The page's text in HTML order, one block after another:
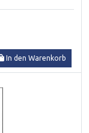
In den Warenkorb